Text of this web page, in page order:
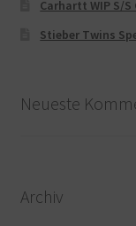
Carhartt WIP S/S
Stieber Twins
Neueste
Archiv